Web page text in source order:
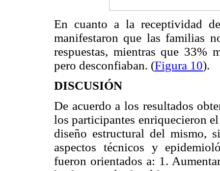
En cuanto a la receptividad
manifestaron que las familias
respuestas, mientras que 33%
pero desconfiaban. (Figura 10).
DISCUSIÓN
De acuerdo a los resultados
los participantes enriquecieron
diseño estructural del mismo,
aspectos técnicos y
fueron orientados a: 1.